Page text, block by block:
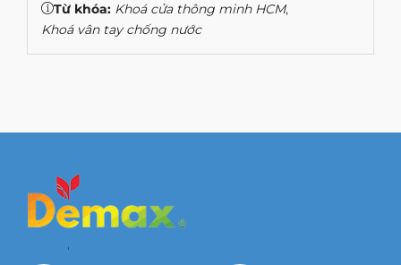
Từ khóa: Khoá cửa thông minh HCM,
Khoá vân tay chống nước